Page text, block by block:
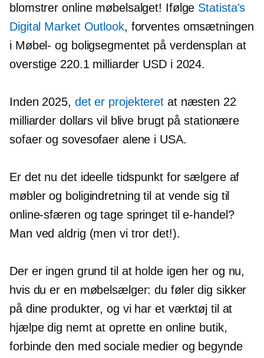
blomstrer online møbelsalget! Ifølge Statista's
Digital Market Outlook, forventes omsætningen
i Møbel- og boligsegmentet på verdensplan at
overstige 220.1 milliarder USD i 2024.
Inden 2025, det er projekteret at næsten 22
milliarder dollars vil blive brugt på stationære
sofaer og sovesofaer alene i USA.
Er det nu det ideelle tidspunkt for sælgere af
møbler og boligindretning til at vende sig til
online-sfæren og tage springet til e-handel?
Man ved aldrig (men vi tror det!).
Der er ingen grund til at holde igen her og nu,
hvis du er en møbelsælger: du føler dig sikker
på dine produkter, og vi har et værktøj til at
hjælpe dig nemt at oprette en online butik,
forbinde den med sociale medier og begynde